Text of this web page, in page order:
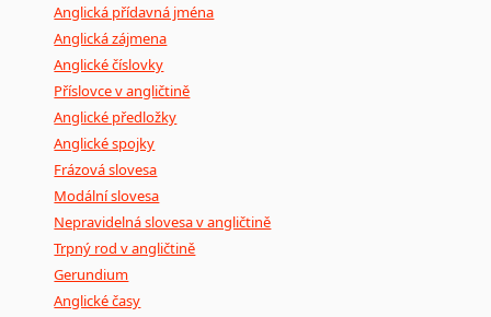
Anglická přídavná jména
Anglická zájmena
Anglické číslovky
Příslovce v angličtině
Anglické předložky
Anglické spojky
Frázová slovesa
Modální slovesa
Nepravidelná slovesa v angličtině
Trpný rod v angličtině
Gerundium
Anglické časy